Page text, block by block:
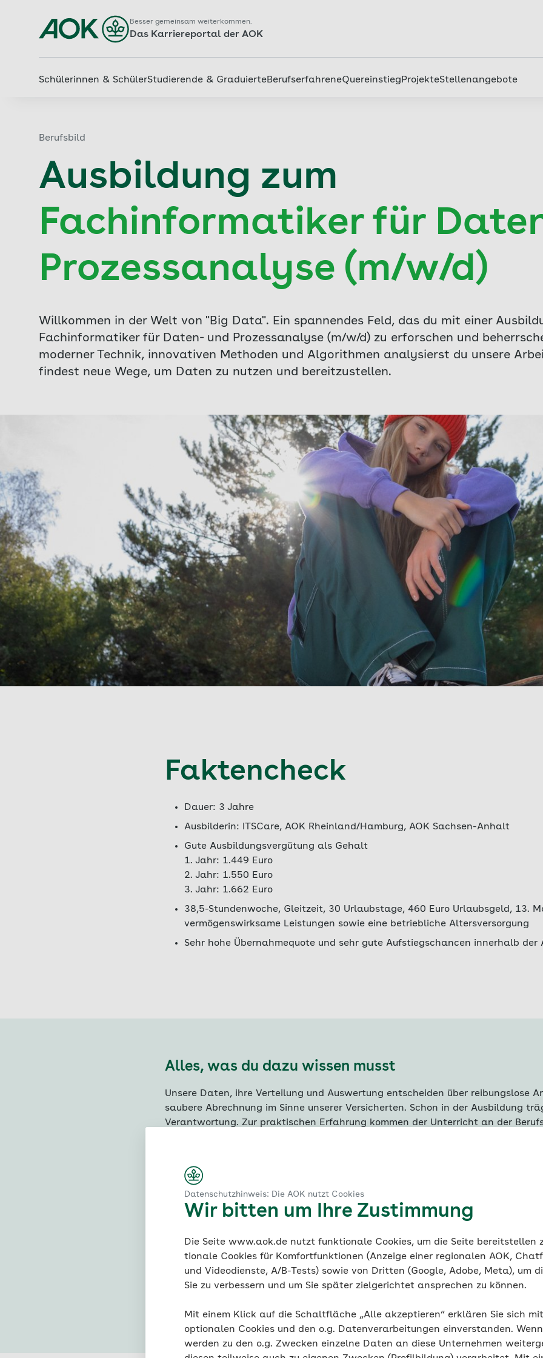
Datenschutzhinweis: Die AOK nutzt Cookies
Wir bitten um Ihre Zustimmung
Die Seite www.aok.de nutzt funktionale Cookies, um die Seite bereitstellen
tionale Cookies für Komfortfunktionen (Anzeige einer regionalen AOK,
und Videodienste, A/B-Tests) sowie von Dritten (Google, Adobe, Meta), um
Sie zu verbessern und um Sie später zielgerichtet ansprechen zu können.
Mit einem Klick auf die Schaltfläche „Alle akzeptieren“ erklären Sie sich
optionalen Cookies und den o.g. Datenverarbeitungen einverstanden.
werden zu den o.g. Zwecken einzelne Daten an diese Unternehmen
Besser gemeinsam weiterkommen.
Das Karriereportal der AOK
Schülerinnen & SchülerStudierende & GraduierteBerufserfahreneQuereinstiegProjekteStellenangebote
Berufsbild
Ausbildung zum
Fachinformatiker für
Prozessanalyse (m/w/d)
Willkommen in der Welt von "Big Data". Ein spannendes Feld, das du mit einer
Fachinformatiker für Daten- und Prozessanalyse (m/w/d) zu erforschen und
moderner Technik, innovativen Methoden und Algorithmen analysierst du unsere
findest neue Wege, um Daten zu nutzen und bereitzustellen.
Faktencheck
Dauer: 3 Jahre
Ausbilderin: ITSCare, AOK Rheinland/Hamburg, AOK Sachsen-Anhalt
Gute Ausbildungsvergütung als Gehalt
1. Jahr: 1.449 Euro
2. Jahr: 1.550 Euro
3. Jahr: 1.662 Euro
38,5-Stundenwoche, Gleitzeit, 30 Urlaubstage, 460 Euro Urlaubsgeld, 13.
vermögenswirksame Leistungen sowie eine betriebliche Altersversorgung
Sehr hohe Übernahmequote und sehr gute Aufstiegschancen innerhalb der
Alles, was du dazu wissen musst
Unsere Daten, ihre Verteilung und Auswertung entscheiden über reibungslose
saubere Abrechnung im Sinne unserer Versicherten. Schon in der Ausbildung
Verantwortung. Zur praktischen Erfahrung kommen der Unterricht an der
Dieses gemeinschaftliche Lernen fördert den Zusammenhalt der Azubis
der uns besonders wichtig ist.
Von Anfang an hast du eigenständige, praktische Aufgaben und lernst ...
Arbeits- und Geschäftsprozesse zu analysieren
Daten zur Optimierung von Arbeits- und Geschäftsprozessen und digitalen
Geschäftsmodellen zu nutzen
Datenschutz umzusetzen und dabei die Schutzziele der Datensicherheit
Wesentliche Fächer an der Berufsschule
IT-Systeme
Digitale Arbeitswelt (Agilität, Cloudbasierte Anwendungen, IT-Security,
New Work etc.)
Du solltest ein paar Fähigkeiten mitbringen, die du schon in der Ausbildung
gemeinsam mit uns weiterentwickelst: